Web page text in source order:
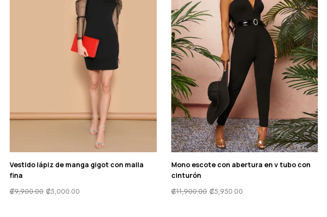
Vestido lápiz de manga gigot con malla
fina
₡9,900.00 ₡5,000.00
Mono escote con abertura en v tubo con
cinturón
₡11,900.00 ₡5,950.00